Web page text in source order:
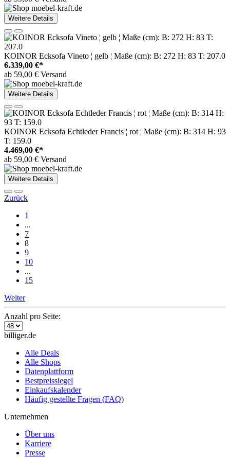
Weitere Details
KOINOR Ecksofa Vineto ¦ gelb ¦ Maße (cm): B: 272 H: 83 T: 207.0
6.339,00 €*
ab 59,00 € Versand
Weitere Details
KOINOR Ecksofa Echtleder Francis ¦ rot ¦ Maße (cm): B: 314 H: 93
T: 159.0
4.469,00 €*
ab 59,00 € Versand
Weitere Details
Zurück
1
...
7
8
9
10
...
15
Weiter
Anzahl pro Seite:
billiger.de
Alle Deals
Alle Shops
Datenplattform
Bestpreissiegel
Einkaufskalender
Häufig gestellte Fragen (FAQ)
Unternehmen
Über uns
Karriere
Presse